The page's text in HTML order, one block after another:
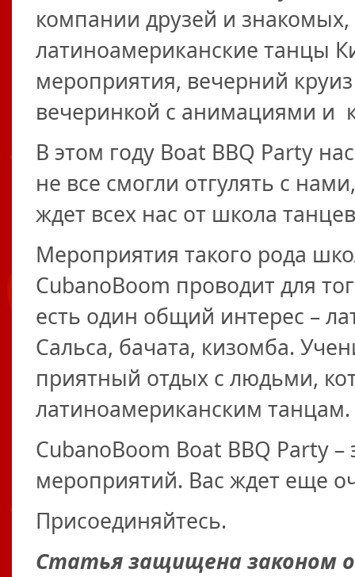
компании друзей и
латиноамериканские танцы
мероприятия, вечерний
вечеринкой с анимациями и
В этом году Boat BBQ Party
не все смогли отгулять с
ждет всех нас от школа
Мероприятия такого рода
CubanoBoom проводит для
есть один общий интерес –
Сальса, бачата, кизомба.
приятный отдых с людьми,
латиноамериканским танцам.
CubanoBoom Boat BBQ Party
мероприятий. Вас ждет еще
Присоединяйтесь.
Статья защищена законом